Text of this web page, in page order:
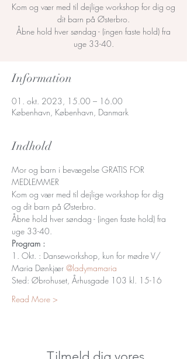
Kom og vær med til dejlige workshop for dig og
dit barn på Østerbro.
Åbne hold hver søndag - (ingen faste hold) fra
uge 33-40.
Information
01. okt. 2023, 15.00 – 16.00
København, København, Danmark
Indhold
Mor og barn i bevægelse GRATIS FOR
MEDLEMMER
Kom og vær med til dejlige workshop for dig
og dit barn på Østerbro.
Åbne hold hver søndag - (ingen faste hold) fra
uge 33-40.
Program :
1. Okt. : Danseworkshop, kun for mødre V/
Maria Dønkjær @ladymamaria
Sted: Øbrohuset, Århusgade 103 kl. 15-16
Read More >